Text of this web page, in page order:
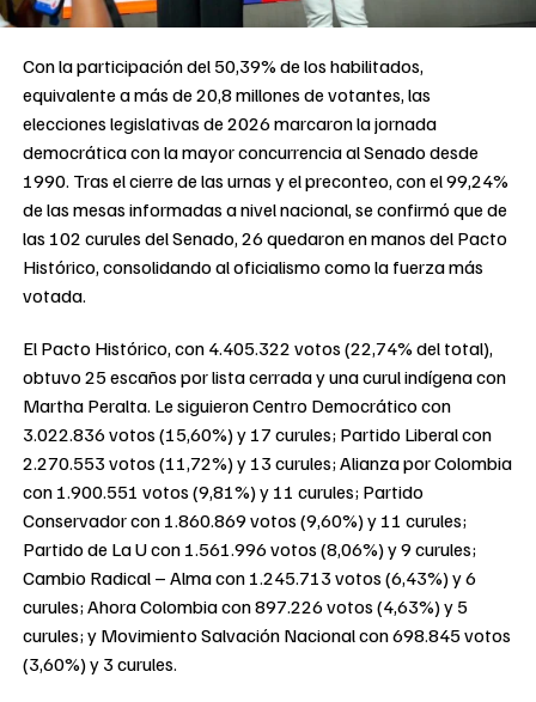
Con la participación del 50,39% de los habilitados,
equivalente a más de 20,8 millones de votantes, las
elecciones legislativas de 2026 marcaron la jornada
democrática con la mayor concurrencia al Senado desde
1990. Tras el cierre de las urnas y el preconteo, con el 99,24%
de las mesas informadas a nivel nacional, se confirmó que de
las 102 curules del Senado, 26 quedaron en manos del Pacto
Histórico, consolidando al oficialismo como la fuerza más
votada.
El Pacto Histórico, con 4.405.322 votos (22,74% del total),
obtuvo 25 escaños por lista cerrada y una curul indígena con
Martha Peralta. Le siguieron Centro Democrático con
3.022.836 votos (15,60%) y 17 curules; Partido Liberal con
2.270.553 votos (11,72%) y 13 curules; Alianza por Colombia
con 1.900.551 votos (9,81%) y 11 curules; Partido
Conservador con 1.860.869 votos (9,60%) y 11 curules;
Partido de La U con 1.561.996 votos (8,06%) y 9 curules;
Cambio Radical – Alma con 1.245.713 votos (6,43%) y 6
curules; Ahora Colombia con 897.226 votos (4,63%) y 5
curules; y Movimiento Salvación Nacional con 698.845 votos
(3,60%) y 3 curules.